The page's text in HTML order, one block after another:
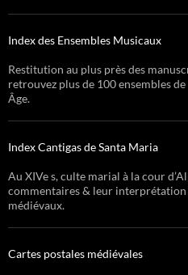
Index des Ensembles Musicaux
Restitution au plus près des
retrouvez plus de 100 ensembles
Âge.
Index Cantigas de Santa Maria
Au XIVe s, culte marial à la cour
commentaires & leur interprétation
médiévaux.
Cartes postales médiévales